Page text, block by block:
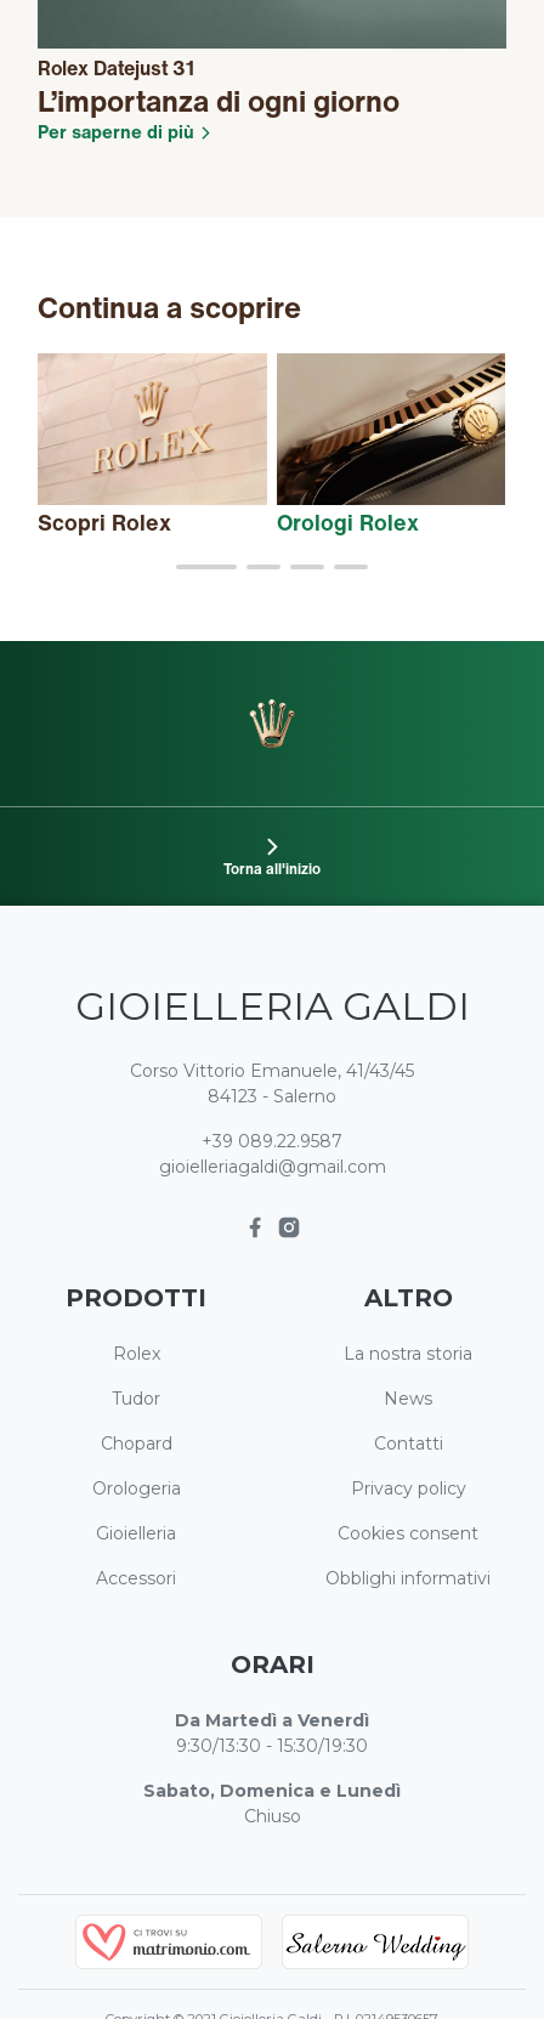
Rolex Datejust 31
L’importanza di ogni giorno
Per saperne di più
Continua a scoprire
Scopri Rolex Orologi Rolex
Torna all'inizio
GIOIELLERIA GALDI
Corso Vittorio Emanuele, 41/43/45
84123 - Salerno
+39 089.22.9587
gioielleriagaldi@gmail.com
PRODOTTI
Rolex
Tudor
Chopard
Orologeria
Gioielleria
Accessori
ALTRO
La nostra storia
News
Contatti
Privacy policy
Cookies consent
Obblighi informativi
ORARI
Da Martedì a Venerdì
9:30/13:30 - 15:30/19:30
Sabato, Domenica e Lunedì
Chiuso